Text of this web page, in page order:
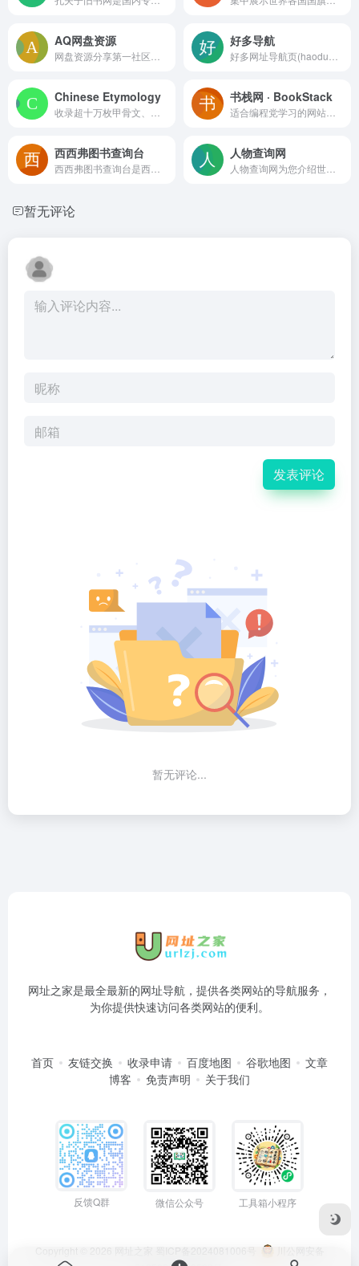
AQ网盘资源 好多导航
Chinese Etymology 书栈网 · BookStack
西西弗图书查询台 人物查询网
暂无评论
发表评论
暂无评论...
网址之家是最全最新的网址导航，提供各类网站的导航服务，
为你提供快速访问各类网站的便利。
首页 友链交换 收录申请 百度地图 谷歌地图
文章
博客
免责声明 关于我们
反馈Q群 微信公众号 工具箱小程序
Copyright © 2026 网址之家 蜀ICP备2024081006号
川公网安备